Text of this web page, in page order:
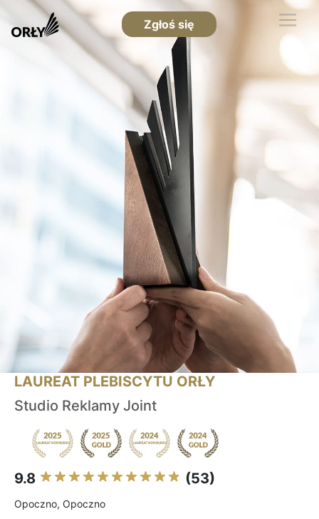
Zgłoś się
LAUREAT PLEBISCYTU ORŁY
Studio Reklamy Joint
9.8 (53)
Opoczno, Opoczno